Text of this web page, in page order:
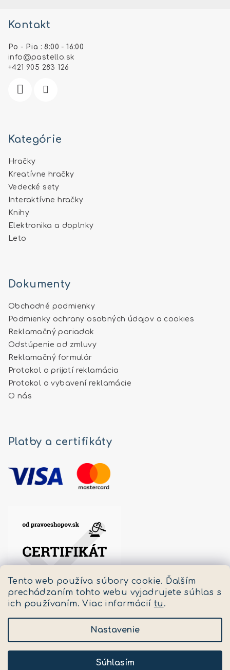
Tento web používa súbory cookie. Ďalším
prechádzaním tohto webu vyjadrujete súhlas s
ich používaním. Viac informácií tu .
Nastavenie
Súhlasím
Kontakt
Po - Pia : 8:00 - 16:00
info @pastello.sk
+421 905 283 126
Kategórie
Hračky
Kreatívne hračky
Vedecké sety
Interaktívne hračky
Knihy
Elektronika a doplnky
Leto
Dokumenty
Obchodné podmienky
Podmienky ochrany osobných údajov a cookies
Reklamačný poriadok
Odstúpenie od zmluvy
Reklamačný formulár
Protokol o prijatí reklamácia
Protokol o vybavení reklamácie
O nás
Platby a certifikáty
Copyright 2026Pastello. Všetky práva vyhradené.
Upraviť nastavenie cookies